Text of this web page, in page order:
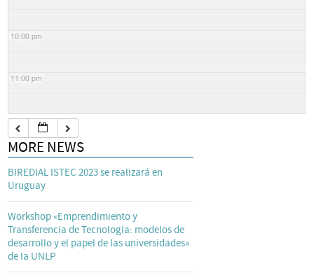
10:00 pm
11:00 pm
MORE NEWS
BIREDIAL ISTEC 2023 se realizará en
Uruguay
Workshop «Emprendimiento y
Transferencia de Tecnología: modelos de
desarrollo y el papel de las universidades»
de la UNLP